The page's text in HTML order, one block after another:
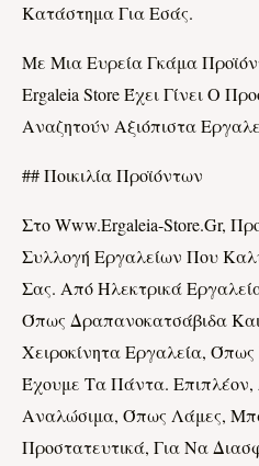
Κατάστημα Για Εσάς.
Με Μια Ευρεία Γκάμα
Ergaleia Store Έχει Γίνει Ο
Αναζητούν Αξιόπιστα
## Ποικιλία Προϊόντων
Στο Www.ergaleia-Store.gr,
Συλλογή Εργαλείων Που
Σας. Από Ηλεκτρικά
Όπως Δραπανοκατσάβιδα
Χειροκίνητα Εργαλεία,
Έχουμε Τα Πάντα.
Αναλώσιμα, Όπως Λάμες,
Προστατευτικά, Για Να